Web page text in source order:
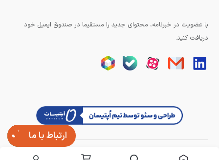
ارتباط با ما
با عضویت در خبرنامه، محتوای جدید را مستقیما در صندوق ایمیل خود
دریافت کنید.